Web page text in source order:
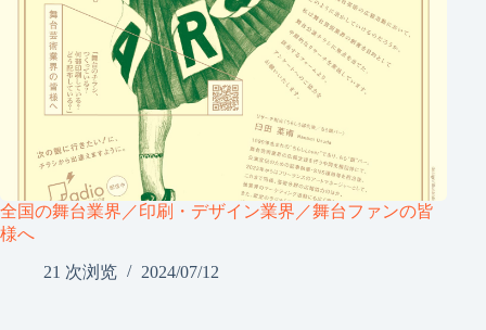
全国の舞台業界／印刷・デザイン業界／舞台ファンの皆
様へ
21 次浏览 2024/07/12